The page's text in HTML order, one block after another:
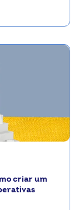
criar um